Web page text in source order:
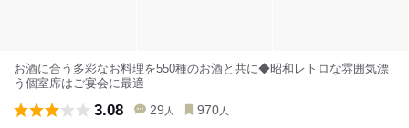
お酒に合う多彩なお料理を550種のお酒と共に◆昭和レトロな雰囲気漂
う個室席はご宴会に最適
3.08 29 人 970 人